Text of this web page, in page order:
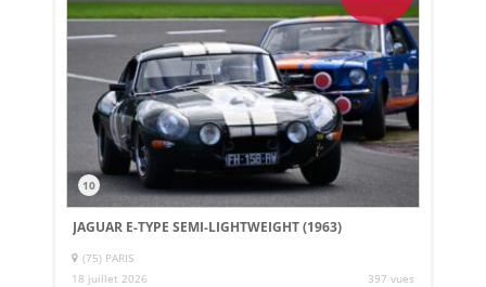
10
JAGUAR E-TYPE SEMI-LIGHTWEIGHT (1963)
(75) PARIS
18 juillet 2026
397 vues